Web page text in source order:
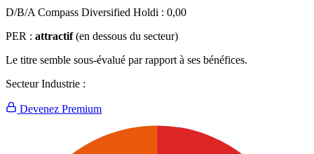
D/B/A Compass Diversified Holdi : 0,00
PER : attractif (en dessous du secteur)
Le titre semble sous-évalué par rapport à ses bénéfices.
Secteur Industrie :
Devenez Premium